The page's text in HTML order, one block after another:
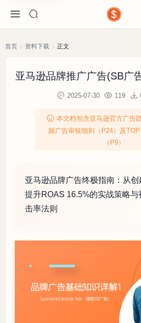
首页 资料下载 正文
亚马逊品牌推广广告(SB广
2025-07-30 119
本文档包含亚马逊官方广告
频广告审核细则（P24）及
（P9）
亚马逊品牌广告终极指南：从
提升ROAS 16.5%的实战策略与
击率法则